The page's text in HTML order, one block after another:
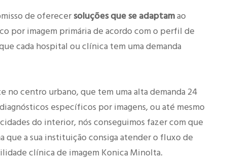
de oferecersoluções que se adaptamao
por imagem primária de acordo com o perfil de
cada hospital ou clínica tem uma demanda
no centro urbano, que tem uma alta demanda 24
específicos por imagens, ou até mesmo
do interior, nós conseguimos fazer com que
que a sua instituição consiga atender o fluxo de
clínica de imagem Konica Minolta.